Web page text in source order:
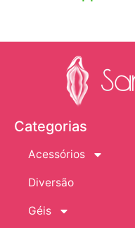
Categorias
Acessórios
Diversão
Géis